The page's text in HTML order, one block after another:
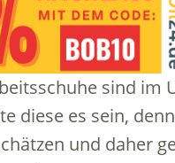
sind im
diese es sein,
und daher